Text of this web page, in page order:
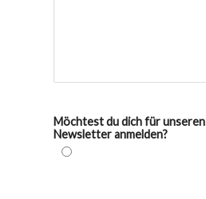
Möchtest du dich für unseren
Newsletter anmelden?